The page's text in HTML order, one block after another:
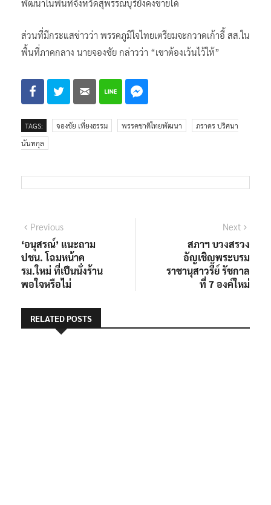
พัฒนาในพื้นที่จังหวัดสุพรรณบุรียังคงขายได้
ส่วนที่มีกระแสข่าวว่า พรรคภูมิใจไทยเตรียมจะกวาดเก้าอี้ สส.ใน
พื้นที่ภาคกลาง นายจองชัย กล่าวว่า “เขาต้องเว้นไว้ให้”
TAGS: จองชัย เที่ยงธรรม พรรคชาติไทยพัฒนา
ภราดร ปริศนา
นันทกุล​
แนะแนว
เรื่อง
PreviousPrevious
post:
‘อนุสรณ์’ แนะถาม
ปชน. โฉมหน้าค
รม.ใหม่ ที่เป็นนั่งร้าน
พอใจหรือไม่
Next
สภาฯ บวงสรวง
อัญเชิญพระบรม
ราชานุสาวรีย์ รัชกาล
ที่ 7 องค์ใหม่
RELATED POSTS